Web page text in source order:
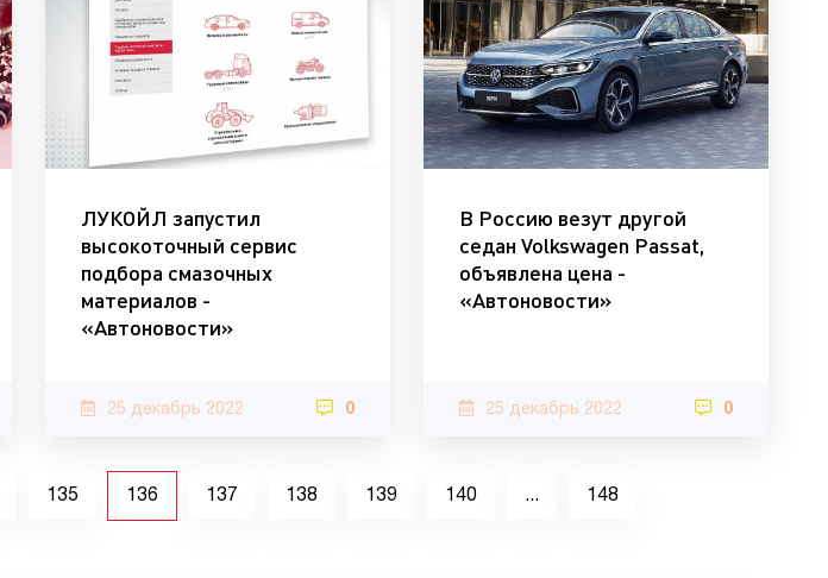
ЛУКОЙЛ запустил
высокоточный сервис
подбора смазочных
материалов -
«Автоновости»
25 декабрь 2022 0
В Россию везут другой
седан Volkswagen Passat,
объявлена цена -
«Автоновости»
25 декабрь 2022 0
135 136 137 138 139 140 ... 148